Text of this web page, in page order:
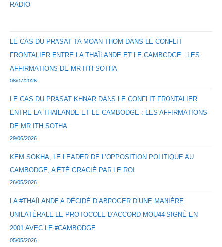
RADIO
LE CAS DU PRASAT TA MOAN THOM DANS LE CONFLIT
FRONTALIER ENTRE LA THAÏLANDE ET LE CAMBODGE : LES
AFFIRMATIONS DE MR ITH SOTHA
08/07/2026
LE CAS DU PRASAT KHNAR DANS LE CONFLIT FRONTALIER
ENTRE LA THAÏLANDE ET LE CAMBODGE : LES AFFIRMATIONS
DE MR ITH SOTHA
29/06/2026
KEM SOKHA, LE LEADER DE L’OPPOSITION POLITIQUE AU
CAMBODGE, A ÉTÉ GRACIÉ PAR LE ROI
26/05/2026
LA #THAÏLANDE A DÉCIDÉ D’ABROGER D’UNE MANIÈRE
UNILATÉRALE LE PROTOCOLE D’ACCORD MOU44 SIGNÉ EN
2001 AVEC LE #CAMBODGE
05/05/2026